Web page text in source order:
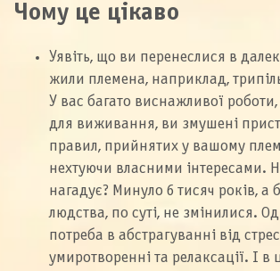
Чому це цікаво
Уявіть, що ви перенеслися в
жили племена, наприклад,
У вас багато виснажливої
для виживання, ви змушені
правил, прийнятих у вашому
нехтуючи власними інтересами.
нагадує? Минуло 6 тисяч років, а
людства, по суті, не змінилися.
потреба в абстрагуванні від
умиротворенні та релаксації. І в